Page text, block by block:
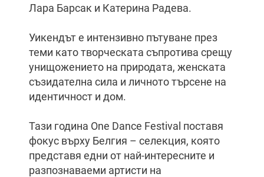
Лара Барсак и Катерина Радева.
Уикендът е интензивно пътуване през
теми като творческата съпротива срещу
унищожението на природата, женската
съзидателна сила и личното търсене на
идентичност и дом.
Тази година One Dance Festival поставя
фокус върху Белгия – селекция, която
представя едни от най-интересните и
разпознаваеми артисти на